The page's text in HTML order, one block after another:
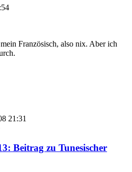
Französisch, also nix. Aber ich
21:31
Beitrag zu Tunesischer